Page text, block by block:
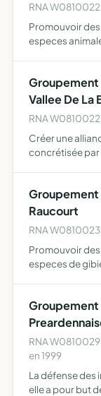
RNA
Promouvoir
especes
projets
Vallee De La
RNA
Créer une
concrétisée
Raucourt
RNA
Promouvoir
especes de
RNA
en 1999
La défense des
elle a pour but